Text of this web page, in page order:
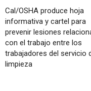
Cal/OSHA produce hoja
informativa y cartel para
prevenir lesiones
con el trabajo entre los
trabajadores del servicio
limpieza